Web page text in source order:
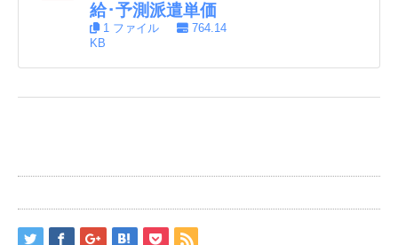
給･予測派遣単価
1 ファイル
764.14
KB